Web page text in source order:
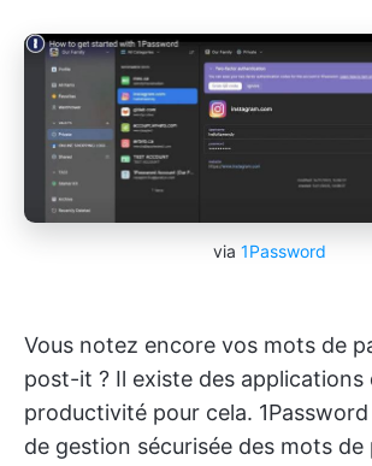
via 1Password
Vous notez encore vos mots de
post-it ? Il existe des applications
productivité pour cela.
de gestion sécurisée des mots de